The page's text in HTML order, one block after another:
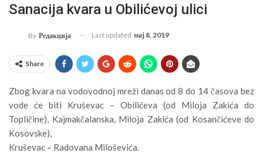
Sanacija kvara u Obilićevoj ulici
By Редакција Last updated мај 8, 2019
Share
Zbog kvara na vodovodnoj mreži danas od 8 do 14 časova bez
vode će biti Kruševac – Obilićeva (od Miloja Zakića do
Topličine), Kajmakčalanska, Miloja Zakića (od Kosančićeve do
Kosovske),
Kruševac – Radovana Miloševića.